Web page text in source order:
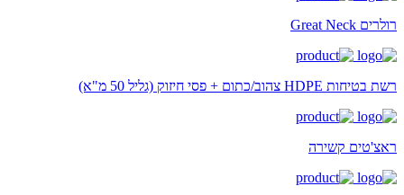
רולרים Great Neck
רשת בטיחות HDPE צהוב/כתום + פסי חיזוק (גליל 50 מ"א)
ראצ'טים קשירה